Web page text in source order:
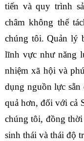
tiến và quy trình
châm không thể
chúng tôi. Quản lý
lĩnh vực như năng
nhiệm xã hội và
dụng nguồn lực sẵn
quả hơn, đối với cả
chúng tôi, đồng thời
sinh thái và thái độ